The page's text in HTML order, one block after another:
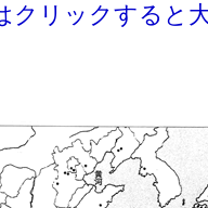
クリックすると